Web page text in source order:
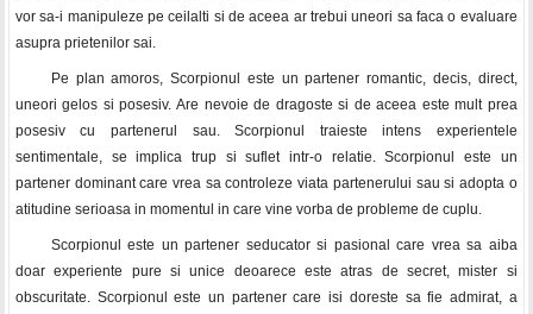
vor sa-i manipuleze pe ceilalti si de aceea ar trebui uneori sa faca o evaluare
asupra prietenilor sai.
Pe plan amoros, Scorpionul este un partener romantic, decis, direct,
uneori gelos si posesiv. Are nevoie de dragoste si de aceea este mult prea
posesiv cu partenerul sau. Scorpionul traieste intens experientele
sentimentale, se implica trup si suflet intr-o relatie. Scorpionul este un
partener dominant care vrea sa controleze viata partenerului sau si adopta o
atitudine serioasa in momentul in care vine vorba de probleme de cuplu.
Scorpionul este un partener seducator si pasional care vrea sa aiba
doar experiente pure si unice deoarece este atras de secret, mister si
obscuritate. Scorpionul este un partener care isi doreste sa fie admirat, a